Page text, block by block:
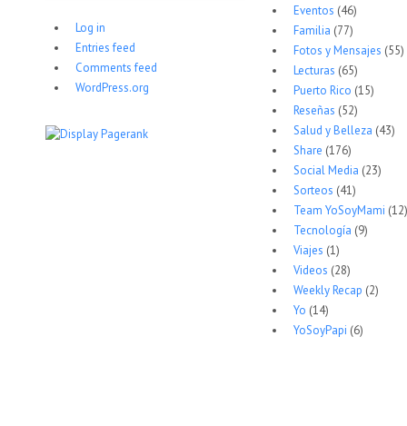
Log in
Entries feed
Comments feed
WordPress.org
Eventos (46)
Familia (77)
Fotos y Mensajes (55)
Lecturas (65)
Puerto Rico (15)
Reseñas (52)
Salud y Belleza (43)
Share (176)
Social Media (23)
Sorteos (41)
Team YoSoyMami (12)
Tecnología (9)
Viajes (1)
Videos (28)
Weekly Recap (2)
Yo (14)
YoSoyPapi (6)